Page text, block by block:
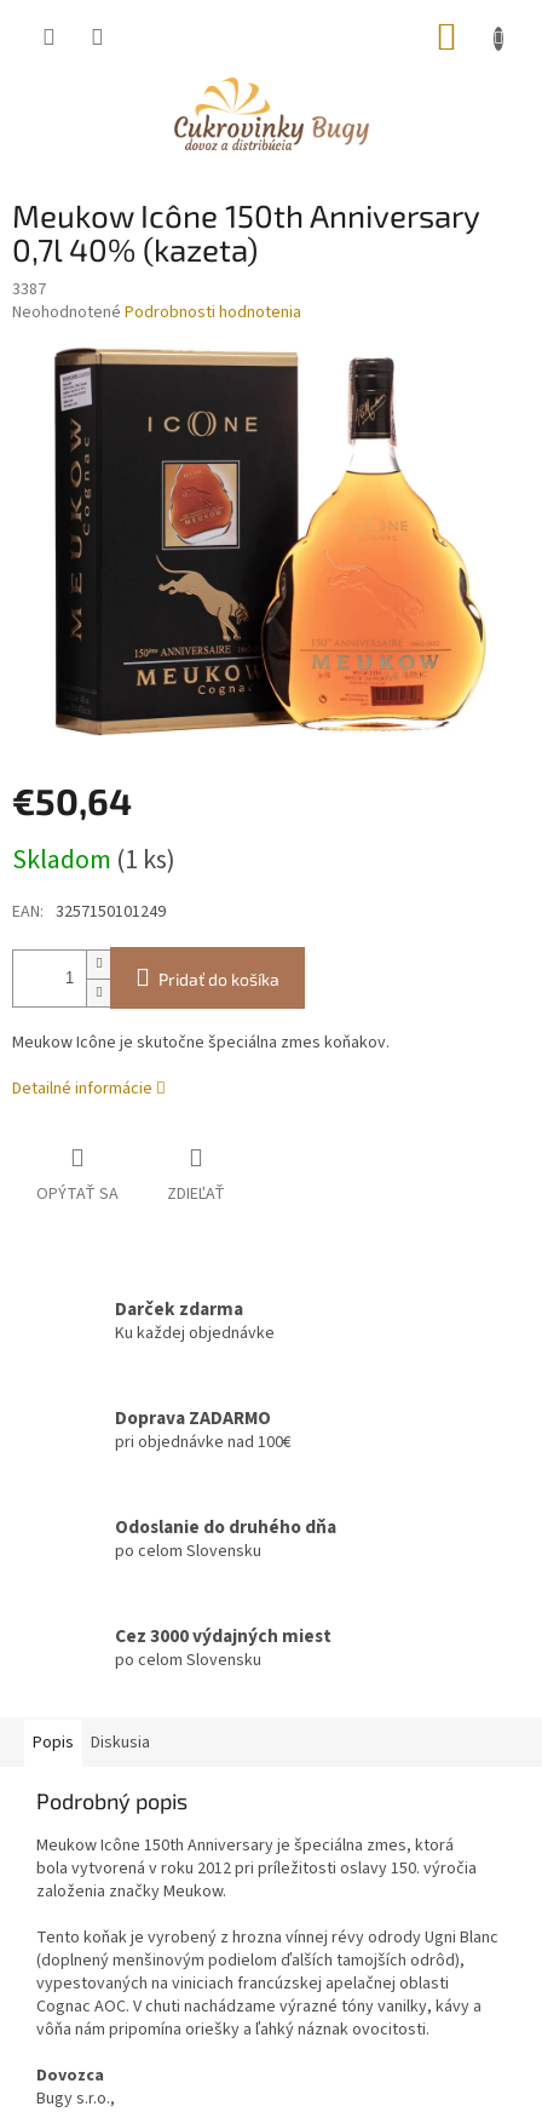
Meukow Icône 150th Anniversary
0,7l 40% (kazeta)
3387
Priemerné
produktu
hviezdičiek.
Neohodnotené Podrobnosti hodnotenia
€50,64
cena:
Skladom (1 ks)
EAN: 3257150101249
Pridať do košíka
Meukow Icône je skutočne špeciálna zmes koňakov.
Detailné informácie
OPÝTAŤ SA ZDIEĽAŤ
Darček zdarma
Ku každej objednávke
Doprava ZADARMO
pri objednávke nad 100€
Odoslanie do druhého dňa
po celom Slovensku
Cez 3000 výdajných miest
po celom Slovensku
Popis Diskusia
Podrobný popis
Meukow Icône 150th Anniversary je špeciálna zmes, ktorá
bola vytvorená v roku 2012 pri príležitosti oslavy 150. výročia
založenia značky Meukow.
Tento koňak je vyrobený z hrozna vínnej révy odrody Ugni Blanc
(doplnený menšinovým podielom ďalších tamojších odrôd),
vypestovaných na viniciach francúzskej apelačnej oblasti
Cognac AOC. V chuti nachádzame výrazné tóny vanilky, kávy a
vôňa nám pripomína oriešky a ľahký náznak ovocitosti.
Dovozca
Bugy s.r.o.,